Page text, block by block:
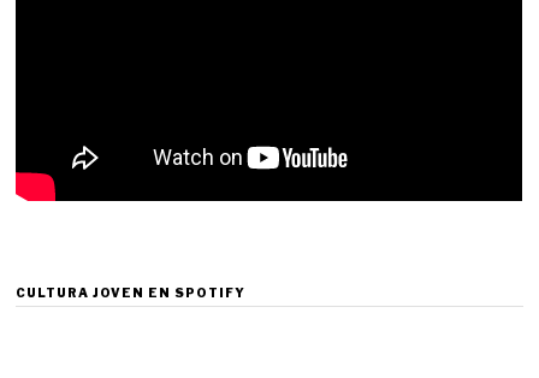
CULTURA JOVEN EN SPOTIFY